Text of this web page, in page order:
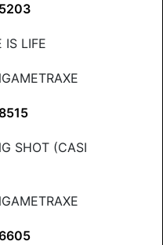
IS LIFE
SHOT (CASI